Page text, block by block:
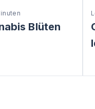
Blüten